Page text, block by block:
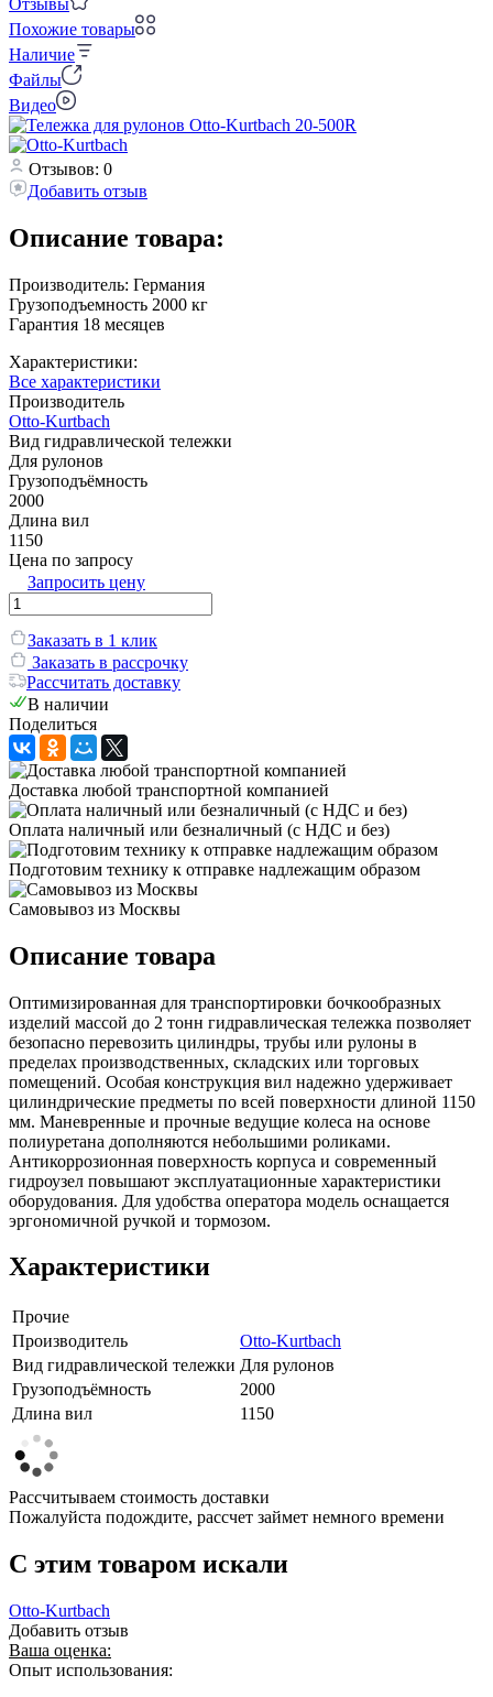
Похожие товары
Наличие
Файлы
Видео
Отзывов: 0
Добавить отзыв
Описание товара:
Производитель: Германия
Грузоподъемность 2000 кг
Гарантия 18 месяцев
Характеристики:
Все характеристики
Производитель
Otto-Kurtbach
Вид гидравлической тележки
Для рулонов
Грузоподъёмность
2000
Длина вил
1150
Цена по запросу
Запросить цену
Заказать в 1 клик
Заказать в рассрочку
Рассчитать доставку
В наличии
Поделиться
Доставка любой транспортной компанией
Оплата наличный или безналичный (с НДС и без)
Подготовим технику к отправке надлежащим образом
Самовывоз из Москвы
Описание товара
Оптимизированная для транспортировки бочкообразных
изделий массой до 2 тонн гидравлическая тележка позволяет
безопасно перевозить цилиндры, трубы или рулоны в
пределах производственных, складских или торговых
помещений. Особая конструкция вил надежно удерживает
цилиндрические предметы по всей поверхности длиной 1150
мм. Маневренные и прочные ведущие колеса на основе
полиуретана дополняются небольшими роликами.
Антикоррозионная поверхность корпуса и современный
гидроузел повышают эксплуатационные характеристики
оборудования. Для удобства оператора модель оснащается
эргономичной ручкой и тормозом.
Характеристики
Прочие
Производитель
Otto-Kurtbach
Вид гидравлической тележки Для рулонов
Грузоподъёмность
2000
Длина вил
1150
Рассчитываем стоимость доставки
Пожалуйста подождите, рассчет займет немного времени
C этим товаром искали
Otto-Kurtbach
Добавить отзыв
Ваша оценка:
Опыт использования: